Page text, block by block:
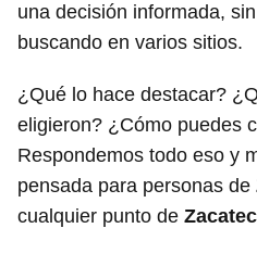
una decisión informada,
buscando en varios sitios.
¿Qué lo hace destacar?
eligieron? ¿Cómo puedes
Respondemos todo eso y
pensada para personas de
cualquier punto de